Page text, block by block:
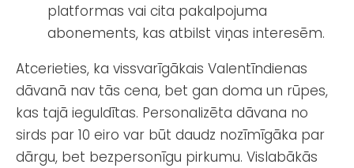
platformas vai cita pakalpojuma
abonements, kas atbilst viņas interesēm.
Atcerieties, ka vissvarīgākais Valentīndienas
dāvanā nav tās cena, bet gan doma un rūpes,
kas tajā ieguldītas. Personalizēta dāvana no
sirds par 10 eiro var būt daudz nozīmīgāka par
dārgu, bet bezpersonīgu pirkumu. Vislabākās